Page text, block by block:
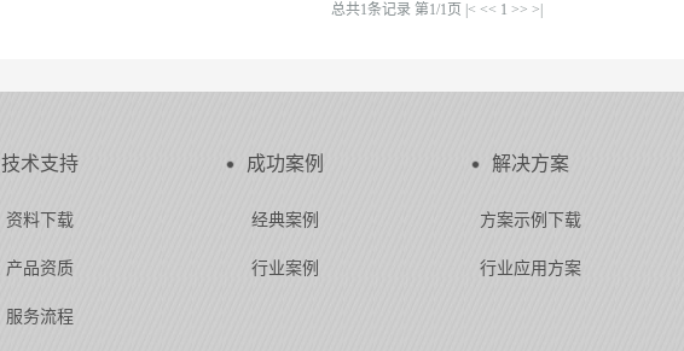
总共1条记录 第1/1页 |< << 1 >> >|
技术支持
资料下载
产品资质
服务流程
成功案例
经典案例
行业案例
解决方案
方案示例下载
行业应用方案